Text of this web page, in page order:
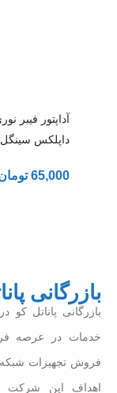
داپلکس سینگل
65,000
بازرگانی
خدمات در عرصه
فروش تجهیزات شبکه
اهداف این شرکت